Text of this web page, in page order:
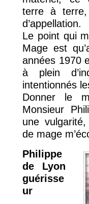
terre à
d’appellation.
Le point qui
Mage est
années 1970
à plein
intentionnés
Donner le
Monsieur
une
de mage
Philippe
de Lyon
guérisse
ur